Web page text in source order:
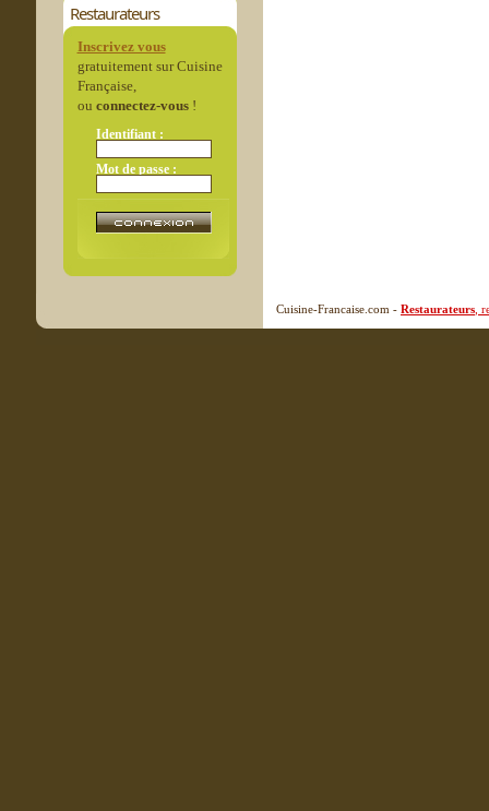
Restaurateurs
Inscrivez vous
gratuitement sur Cuisine
Française,
ou connectez-vous!
Identifiant :
Mot de passe :
Cuisine-Francaise.com - Restaurateurs ,